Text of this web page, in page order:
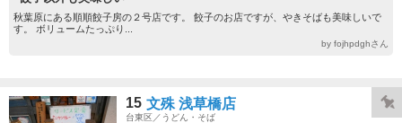
秋葉原にある順順餃子房の２号店です。 餃子のお店ですが、やきそばも美味しいで
す。 ボリュームたっぷり...
by fojhpdghさん
15 文殊 浅草橋店
台東区／うどん・そば